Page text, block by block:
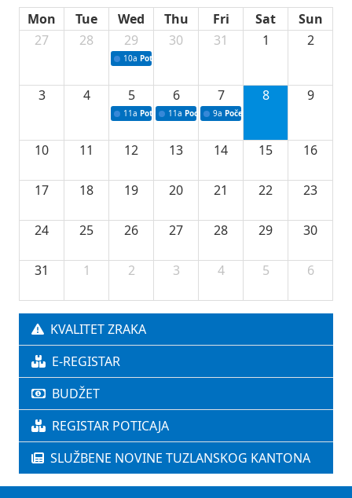
Mon Tue Wed Thu Fri Sat
Sun
27
28 29
10a Potpisivanje ugovora sa neprofitnim
30 31 1 2
3 4 5
11a Potpisivanje ugovora o stipendijama za
6
11a Podrška razvoju vodne infrastrukture u
7
9a Početak izgradnje nove
8 9
10 11 12 13 14 15 16
17 18 19 20 21 22 23
24 25 26 27 28 29 30
31 1 2 3 4 5 6
KVALITET ZRAKA
E-REGISTAR
BUDŽET
REGISTAR POTICAJA
SLUŽBENE NOVINE TUZLANSKOG KANTONA